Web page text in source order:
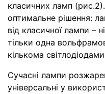
класичних ламп
оптимальне рішення:
від класичної лампи –
тільки одна
кількома
Сучасні лампи
універсальні у